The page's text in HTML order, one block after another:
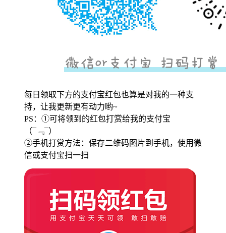
每日领取下方的支付宝红包也算是对我的一种支
持，让我更新更有动力哟~
PS：①可将领到的红包打赏给我的支付宝
（¯﹃¯）
②手机打赏方法：保存二维码图片到手机，使用微
信或支付宝扫一扫